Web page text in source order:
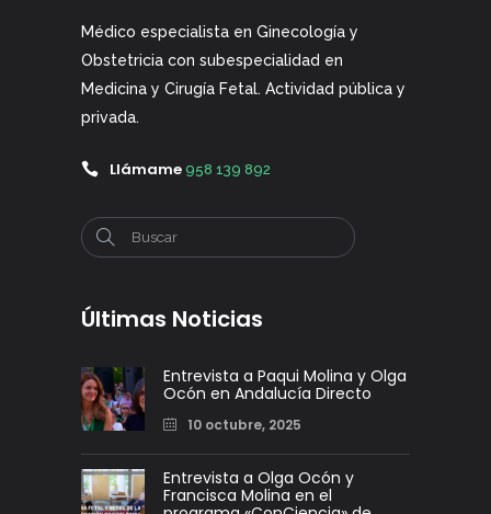
Médico especialista en Ginecología y
Obstetricia con subespecialidad en
Medicina y Cirugía Fetal. Actividad pública y
privada.
Llámame 958 139 892
Últimas Noticias
Entrevista a Paqui Molina y Olga
Ocón en Andalucía Directo
10 octubre, 2025
Entrevista a Olga Ocón y
Francisca Molina en el